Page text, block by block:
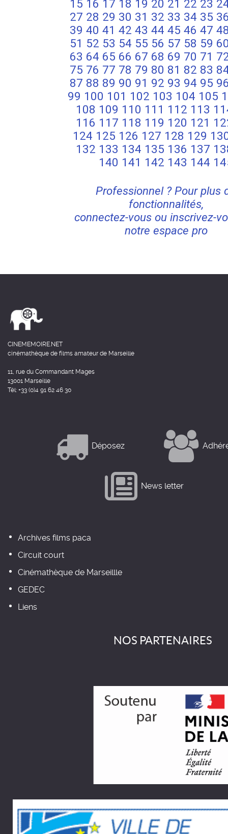
15 16 17 18 19 20 21 22 23
27 28 29 30 31 32 33 34 35
39 40 41 42 43 44 45 46 47
51 52 53 54 55 56 57 58 59
63 64 65 66 67 68 69 70 71
75 76 77 78 79 80 81 82 83
87 88 89 90 91 92 93 94 95
99 100 101 102 103 104 105
108 109 110 111 112 113
116 117 118 119 120 121
124 125 126 127 128 129
132 133 134 135 136 137
140 141 142 143 144
Professionnel ? Pour plus
fonctionnalités,
connectez-vous ou inscrivez-
notre espace pro
CINEMEMOIRE.NET
cinémathèque de films amateur de Marseille
11, rue du Commandant Mages
13001 Marseille
Tél: +33 (0)4 91 62 46 30
Déposez
News letter
Archives films paca
Circuit court
Cinémathèque de Marseillle
GEDEC
Liens
NOS PARTENAIRES